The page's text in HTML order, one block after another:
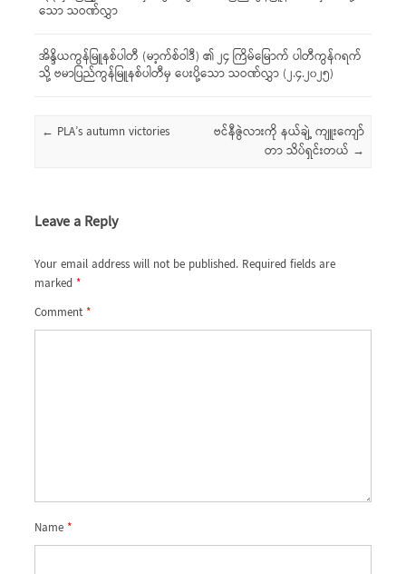
သော သဝဏ်လွှာ
အိန္ဒိယကွန်မြူနစ်ပါတီ (မာ့က်စ်ဝါဒီ) ၏ ၂၄ ကြိမ်မြောက် ပါတီကွန်ဂရက်
သို့ ဗမာပြည်ကွန်မြူနစ်ပါတီမှ ပေးပို့သော သဝဏ်လွှာ (၂.၄.၂၀၂၅)
Post navigation
← PLA’s autumn victories
ဗင်နီဇွဲလားကို နယ်ချဲ့ ကျူးကျော်
တာ သိပ်ရှင်းတယ် →
Leave a Reply
Your email address will not be published. Required fields are
marked*
Comment*
Name*